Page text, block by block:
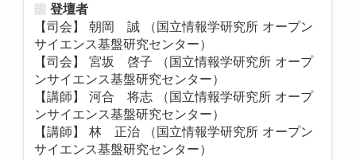
登壇者
【司会】 朝岡 誠 （国立情報学研究所 オープン
サイエンス基盤研究センター）
【司会】 宮坂 啓子 （国立情報学研究所 オープ
ンサイエンス基盤研究センター）
【講師】 河合 将志 （国立情報学研究所 オープ
ンサイエンス基盤研究センター）
【講師】 林 正治 （国立情報学研究所 オープン
サイエンス基盤研究センター）